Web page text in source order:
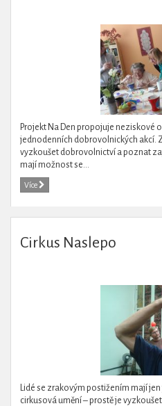
Projekt Na Den propojuje neziskové
jednodenních dobrovolnických akcí.
vyzkoušet dobrovolnictví a poznat
mají možnost se...
Více
Cirkus Naslepo
Lidé se zrakovým postižením mají
cirkusová umění – prostě je